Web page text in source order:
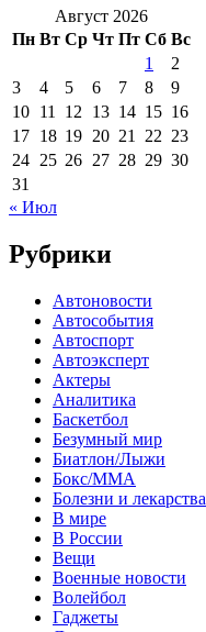
Август 2026
Пн Вт Ср Чт Пт Сб Вс
1
2
3
4 5 6 7 8
9
10 11 12 13 14 15 16
17 18 19 20 21 22 23
24 25 26 27 28 29 30
31
« Июл
Рубрики
Автоновости
Автособытия
Автоспорт
Автоэксперт
Актеры
Аналитика
Баскетбол
Безумный мир
Биатлон/Лыжи
Бокс/MMA
Болезни и лекарства
В мире
В России
Вещи
Военные новости
Волейбол
Гаджеты